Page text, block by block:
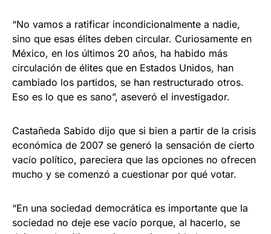
“No vamos a ratificar incondicionalmente a nadie,
sino que esas élites deben circular. Curiosamente en
México, en los últimos 20 años, ha habido más
circulación de élites que en Estados Unidos, han
cambiado los partidos, se han restructurado otros.
Eso es lo que es sano”, aseveró el investigador.
Castañeda Sabido dijo que si bien a partir de la crisis
económica de 2007 se generó la sensación de cierto
vacío político, pareciera que las opciones no ofrecen
mucho y se comenzó a cuestionar por qué votar.
“En una sociedad democrática es importante que la
sociedad no deje ese vacío porque, al hacerlo, se